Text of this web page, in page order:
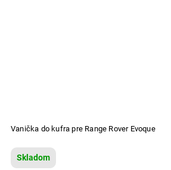
Vanička do kufra pre Range Rover Evoque
Skladom